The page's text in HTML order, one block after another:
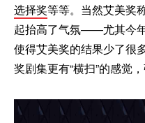
选择奖等等。当然艾美奖
起抬高了气氛——尤其今
使得艾美奖的结果少了很
奖剧集更有“横扫”的感觉，